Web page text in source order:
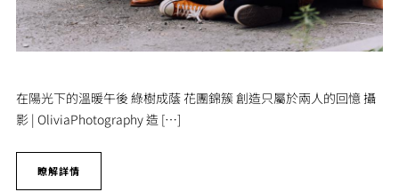
在陽光下的溫暖午後 綠樹成蔭 花團錦簇 創造只屬於兩人的回憶 攝
影 | OliviaPhotography 造 […]
瞭解詳情